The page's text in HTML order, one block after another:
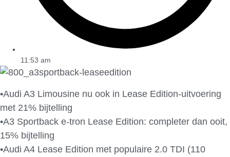
11:53 am
•Audi A3 Limousine nu ook in Lease Edition-uitvoering
met 21% bijtelling
•A3 Sportback e-tron Lease Edition: completer dan ooit,
15% bijtelling
•Audi A4 Lease Edition met populaire 2.0 TDI (110